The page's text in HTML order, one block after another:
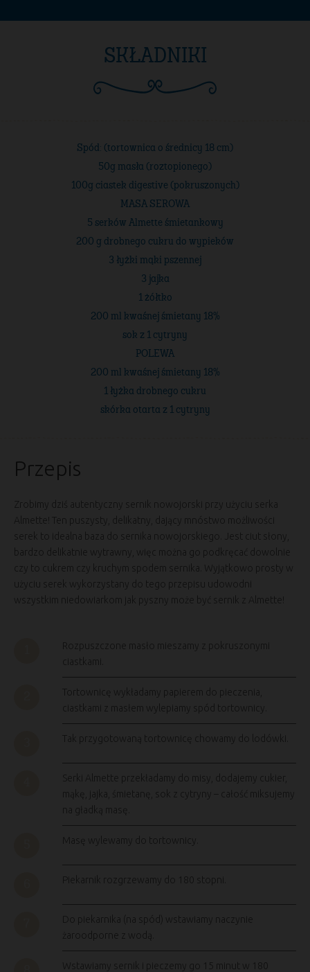
SKŁADNIKI
Spód: (tortownica o średnicy 18 cm)
50g masła (roztopionego)
100g ciastek digestive (pokruszonych)
MASA SEROWA
5 serków Almette śmietankowy
200 g drobnego cukru do wypieków
3 łyżki mąki pszennej
3 jajka
1 żółtko
200 ml kwaśnej śmietany 18%
sok z 1 cytryny
POLEWA
200 ml kwaśnej śmietany 18%
1 łyżka drobnego cukru
skórka otarta z 1 cytryny
Przepis
Zrobimy dziś autentyczny sernik nowojorski przy użyciu serka
Almette! Ten puszysty, delikatny, dający mnóstwo możliwości
serek to idealna baza do sernika nowojorskiego. Jest ciut słony,
bardzo delikatnie wytrawny, więc można go podkręcać dowolnie
czy to cukrem czy kruchym spodem sernika. Wyjątkowo prosty w
użyciu serek wykorzystany do tego przepisu udowodni
wszystkim niedowiarkom jak pyszny może być sernik z Almette!
Rozpuszczone masło mieszamy z pokruszonymi
ciastkami.
Tortownicę wykładamy papierem do pieczenia,
ciastkami z masłem wylepiamy spód tortownicy.
Tak przygotowaną tortownicę chowamy do lodówki.
Serki Almette przekładamy do misy, dodajemy cukier,
mąkę, jajka, śmietanę, sok z cytryny – całość miksujemy
na gładką masę.
Masę wylewamy do tortownicy.
Piekarnik rozgrzewamy do 180 stopni.
Do piekarnika (na spód) wstawiamy naczynie
żaroodporne z wodą.
Wstawiamy sernik i pieczemy go 15 minut w 180